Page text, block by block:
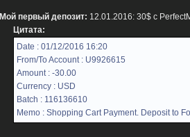
Мой первый депозит: 12.01.2016: 30$ с
Цитата:
Date : 01/12/2016 16:20
From/To Account : U9926615
Amount : -30.00
Currency : USD
Batch : 116136610
Memo : Shopping Cart Payment. Deposit to